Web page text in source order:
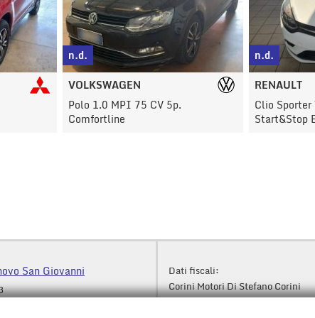
n.d.
RENAULT
Clio Sporter TCe 12V 90CV
Start&Stop Energy Zen
€ 4.500
FIAT
500 1.2 Pop
San Giovanni
Dati fiscali:
Corini Motori Di Stefano Corini
Via Giacomo Matteotti 8,